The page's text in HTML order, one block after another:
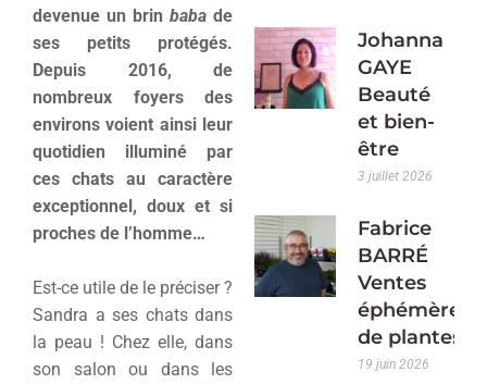
devenue un brin baba de
ses petits protégés.
Depuis 2016, de
nombreux foyers des
environs voient ainsi leur
quotidien illuminé par
ces chats au caractère
exceptionnel, doux et si
proches de l’homme…
Est-ce utile de le préciser ?
Sandra a ses chats dans
la peau ! Chez elle, dans
son salon ou dans les
Johanna
GAYE
Beauté
et bien-
être
3 juillet 2026
Fabrice
BARRÉ
Ventes
éphémères
de plantes
19 juin 2026